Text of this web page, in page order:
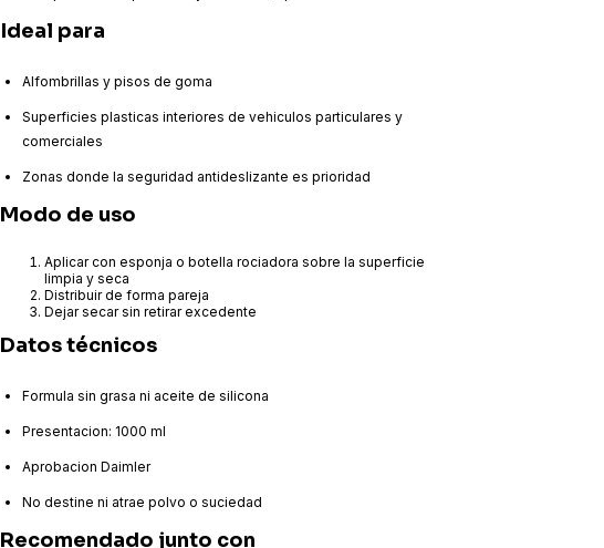
Ideal para
Alfombrillas y pisos de goma
Superficies plasticas interiores de vehiculos particulares y
comerciales
Zonas donde la seguridad antideslizante es prioridad
Modo de uso
Aplicar con esponja o botella rociadora sobre la superficie
limpia y seca
Distribuir de forma pareja
Dejar secar sin retirar excedente
Datos técnicos
Formula sin grasa ni aceite de silicona
Presentacion: 1000 ml
Aprobacion Daimler
No destine ni atrae polvo o suciedad
Recomendado junto con